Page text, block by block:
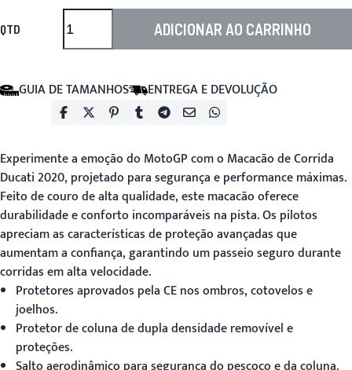
QTD ADICIONAR AO CARRINHO
GUIA DE TAMANHOS ENTREGA E DEVOLUÇÃO
Experimente a emoção do MotoGP com o Macacão de Corrida
Ducati 2020, projetado para segurança e performance máximas.
Feito de couro de alta qualidade, este macacão oferece
durabilidade e conforto incomparáveis na pista. Os pilotos
apreciam as características de proteção avançadas que
aumentam a confiança, garantindo um passeio seguro durante
corridas em alta velocidade.
Protetores aprovados pela CE nos ombros, cotovelos e
joelhos.
Protetor de coluna de dupla densidade removível e
proteções.